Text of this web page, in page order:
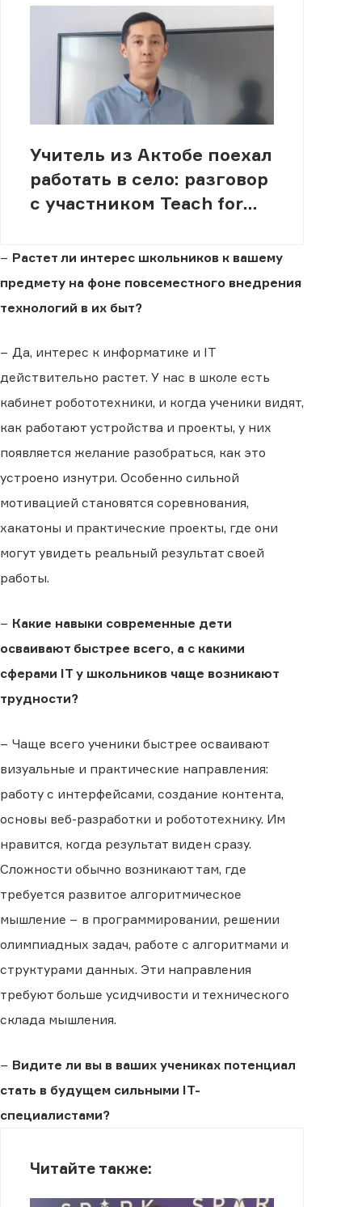
Учитель из Актобе поехал
работать в село: разговор
с участником Teach for
− Растет ли интерес школьников к вашему
предмету на фоне повсеместного внедрения
технологий в их быт?
− Да, интерес к информатике и IT
действительно растет. У нас в школе есть
кабинет робототехники, и когда ученики видят,
как работают устройства и проекты, у них
появляется желание разобраться, как это
устроено изнутри. Особенно сильной
мотивацией становятся соревнования,
хакатоны и практические проекты, где они
могут увидеть реальный результат своей
работы.
− Какие навыки современные дети
осваивают быстрее всего, а с какими
сферами IT у школьников чаще возникают
трудности?
− Чаще всего ученики быстрее осваивают
визуальные и практические направления:
работу с интерфейсами, создание контента,
основы веб-разработки и робототехнику. Им
нравится, когда результат виден сразу.
Сложности обычно возникают там, где
требуется развитое алгоритмическое
мышление − в программировании, решении
олимпиадных задач, работе с алгоритмами и
структурами данных. Эти направления
требуют больше усидчивости и технического
склада мышления.
− Видите ли вы в ваших учениках потенциал
стать в будущем сильными IT-
специалистами?
Читайте также: